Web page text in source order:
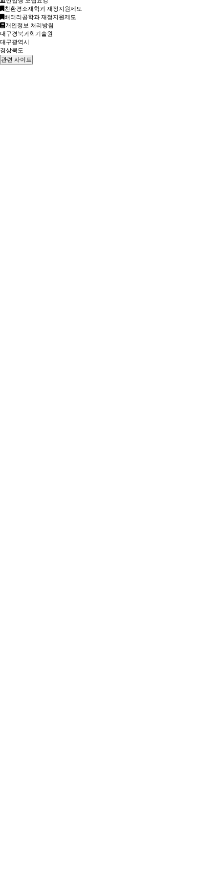
친환경소재학과 재정지원제도
배터리공학과 재정지원제도
개인정보 처리방침
대구경북과학기술원
대구광역시
경상북도
관련 사이트